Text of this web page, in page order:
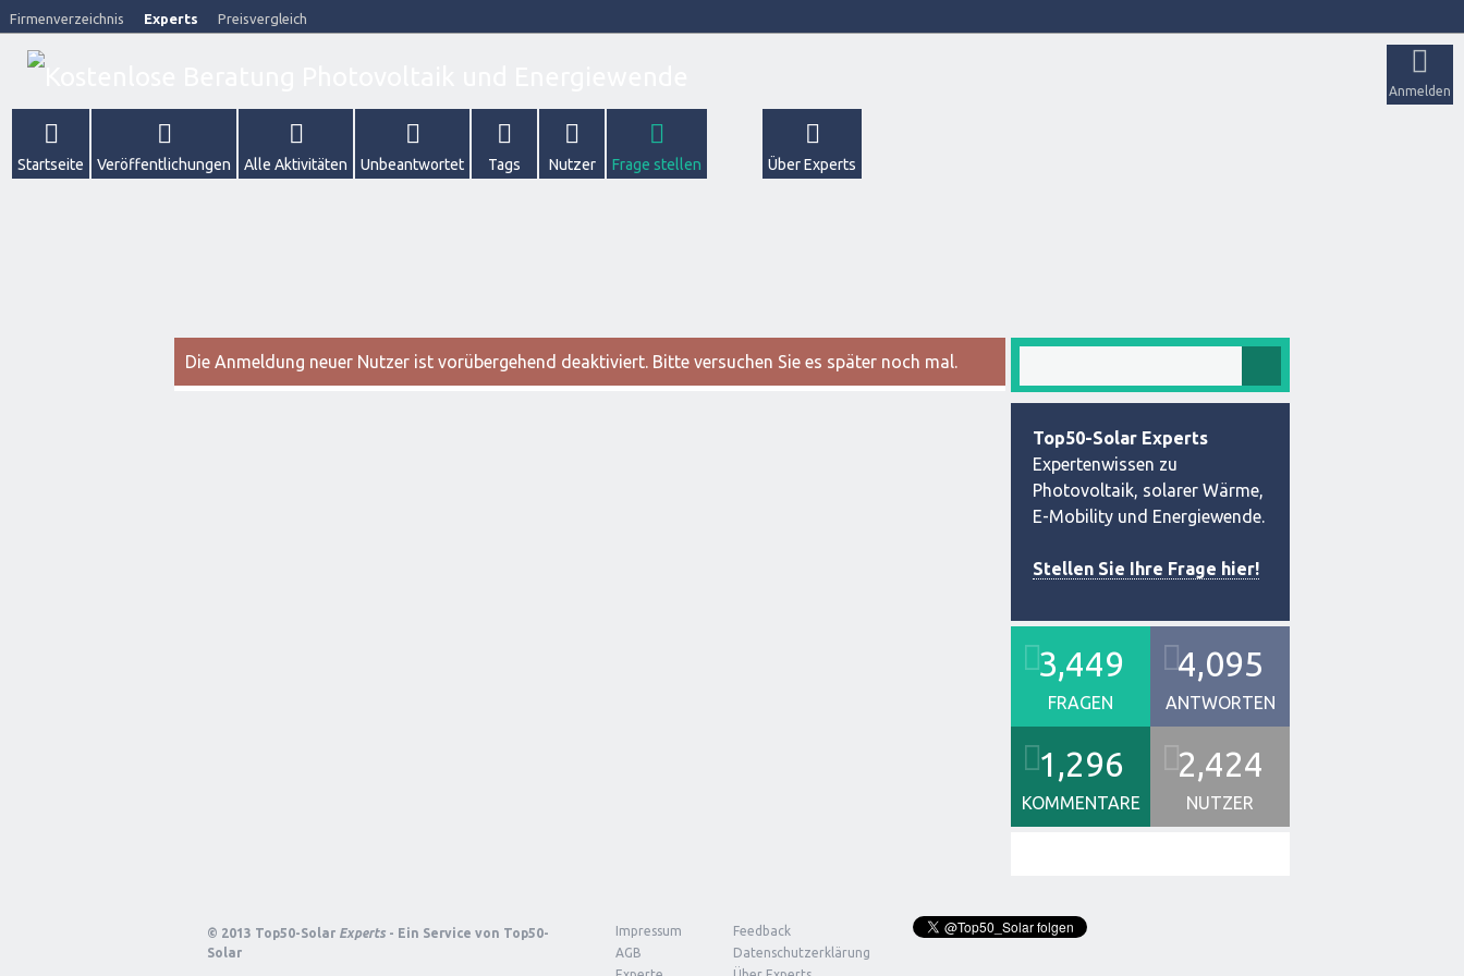
Firmenverzeichnis Experts Preisvergleich
Anmelden
Startseite Veröffentlichungen Alle Aktivitäten Unbeantwortet Tags Nutzer Frage stellen Über Experts
Die Anmeldung neuer Nutzer ist vorübergehend deaktiviert. Bitte versuchen Sie es später noch mal.
Top50-Solar Experts
Expertenwissen zu
Photovoltaik, solarer Wärme,
E-Mobility und Energiewende.
Stellen Sie Ihre Frage hier!
3,449
FRAGEN
4,095
ANTWORTEN
1,296
KOMMENTARE
2,424
NUTZER
© 2013 Top50-Solar Experts - Ein Service von Top50-
Solar
Impressum
Feedback
AGB
Datenschutzerklärung